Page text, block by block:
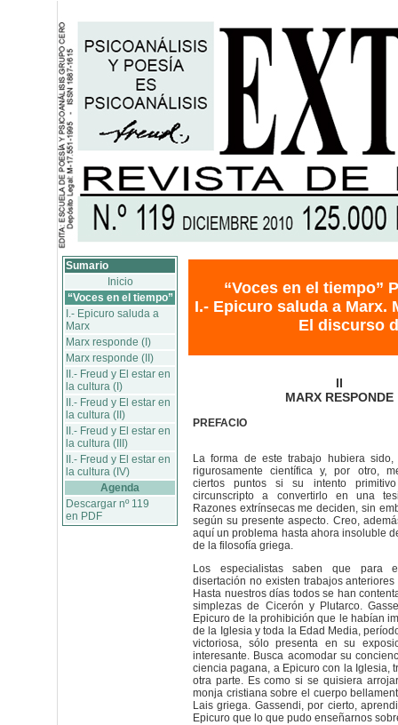
Sumario
Inicio
“Voces en el tiempo”
I.- Epicuro saluda a
Marx
Marx responde (I)
Marx responde (II)
II.- Freud y El estar en
la cultura (I)
II.- Freud y El estar en
la cultura (II)
II.- Freud y El estar en
la cultura (III)
II.- Freud y El estar en
la cultura (IV)
Agenda
Descargar nº 119
en PDF
“Voces en el tiempo”
I.- Epicuro saluda a Marx.
El discurso
II
MARX RESPONDE
PREFACIO
La forma de este trabajo hubiera
rigurosamente científica y, por otro,
ciertos puntos si su intento
circunscripto a convertirlo en una
Razones extrínsecas me deciden, sin
según su presente aspecto. Creo,
aquí un problema hasta ahora insoluble
de la filosofía griega.
Los especialistas saben que para
disertación no existen trabajos
Hasta nuestros días todos se han
simplezas de Cicerón y Plutarco.
Epicuro de la prohibición que le habían
de la Iglesia y toda la Edad Media,
victoriosa, sólo presenta en su
interesante. Busca acomodar su
ciencia pagana, a Epicuro con la Iglesia,
otra parte. Es como si se quisiera
monja cristiana sobre el cuerpo
Lais griega. Gassendi, por cierto,
Epicuro que lo que pudo enseñarnos